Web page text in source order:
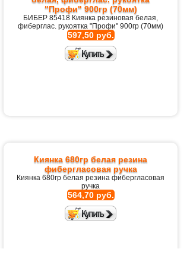
"Профи" 900гр (70мм)
БИБЕР 85418 Киянка резиновая белая,
фиберглас. рукоятка "Профи" 900гр (70мм)
597,50 руб.
Киянка 680гр белая резина
фибергласовая ручка
Киянка 680гр белая резина фибергласовая
ручка
564,70 руб.